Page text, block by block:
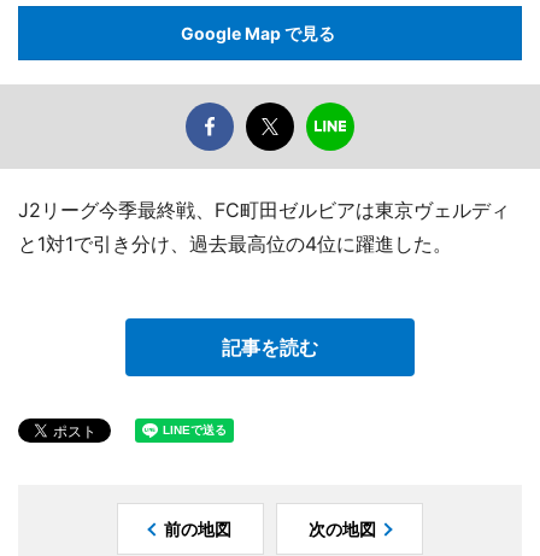
Google Map で見る
J2リーグ今季最終戦、FC町田ゼルビアは東京ヴェルディ
と1対1で引き分け、過去最高位の4位に躍進した。
記事を読む
前の地図 次の地図